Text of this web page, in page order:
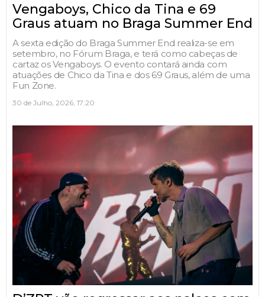
Vengaboys, Chico da Tina e 69
Graus atuam no Braga Summer End
A sexta edição do Braga Summer End realiza-se em
setembro, no Fórum Braga, e terá como cabeças de
cartaz os Vengaboys. O evento contará ainda com
atuações de Chico da Tina e dos 69 Graus, além de uma
Fun Zone.
30 de Julho, 2026, 17:20